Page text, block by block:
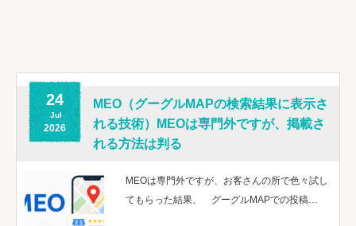
24
Jul
2026
MEO（グーグルMAPの検索結果に表示さ
れる技術）MEOは専門外ですが、掲載さ
れる方法は判る
MEOは専門外ですが、お客さんの所で色々試し
てもらった結果、 グーグルMAPでの投稿…